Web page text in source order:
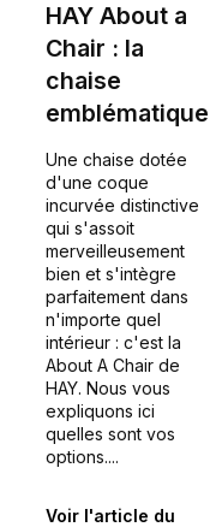
HAY About a
Chair : la
chaise
emblématique
Une chaise dotée
d'une coque
incurvée distinctive
qui s'assoit
merveilleusement
bien et s'intègre
parfaitement dans
n'importe quel
intérieur : c'est la
About A Chair de
HAY. Nous vous
expliquons ici
quelles sont vos
options....
Voir l'article du